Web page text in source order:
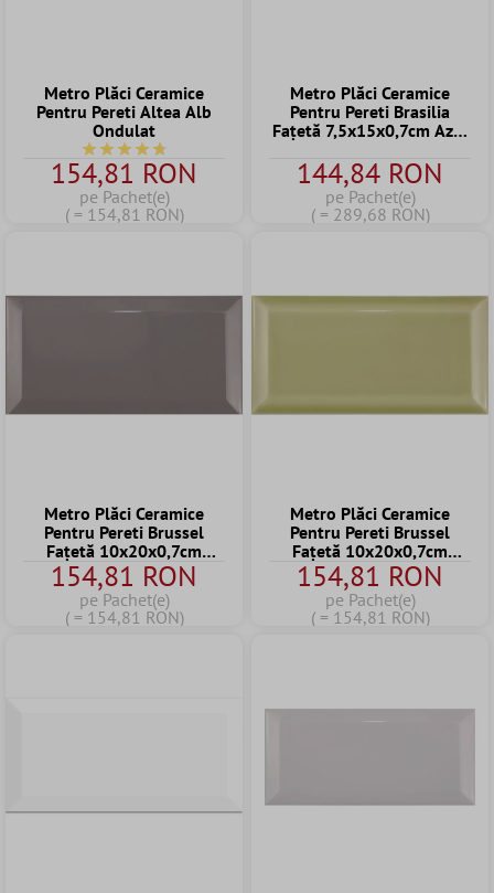
Metro Plăci Ceramice
Pentru Pereti Altea Alb
Ondulat
Durchschnittliche Bewertung von 4.7 von 5 Sternen
154,81 RON
pe Pachet(e)
( = 154,81 RON)
Metro Plăci Ceramice
Pentru Pereti Brasilia
Fațetă 7,5x15x0,7cm Azul
144,84 RON
pe Pachet(e)
( = 289,68 RON)
Metro Plăci Ceramice
Pentru Pereti Brussel
Fațetă 10x20x0,7cm
Marengo
154,81 RON
pe Pachet(e)
( = 154,81 RON)
Metro Plăci Ceramice
Pentru Pereti Brussel
Fațetă 10x20x0,7cm
Salvia
154,81 RON
pe Pachet(e)
( = 154,81 RON)